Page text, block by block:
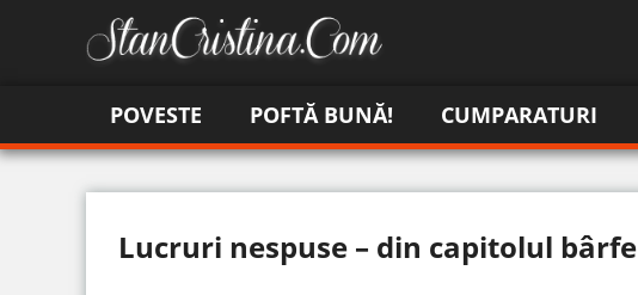
POVESTE POFTĂ BUNĂ! CUMPARATURI
Lucruri nespuse – din capitolul bârfe